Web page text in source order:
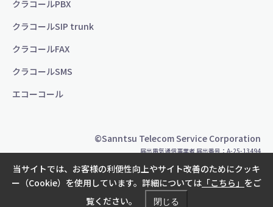
クラコールPBX
クラコールSIP trunk
クラコールFAX
クラコールSMS
エコーコール
©Sanntsu Telecom Service Corporation
届出電気通信事業者 届出番号：A-25-13494
当サイトでは、お客様の利便性向上やサイト改善のためにクッキ
ー（Cookie）を使用しています。詳細については 「こちら」 をご
覧ください。
閉じる